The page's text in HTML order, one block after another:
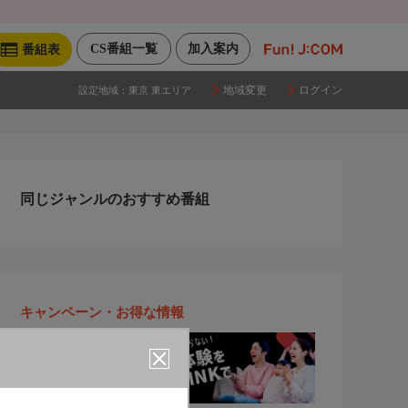
加入案内
CS番組一覧
番組表
設定地域： 東京 東エリア 地域変更 ログイン
同じジャンルのおすすめ番組
キャンペーン・お得な情報